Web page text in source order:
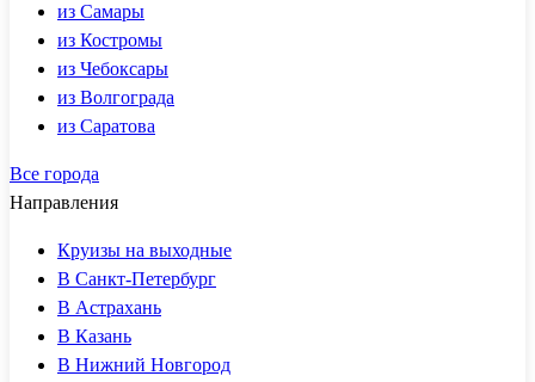
из Самары
из Костромы
из Чебоксары
из Волгограда
из Саратова
Все города
Направления
Круизы на выходные
В Санкт-Петербург
В Астрахань
В Казань
В Нижний Новгород